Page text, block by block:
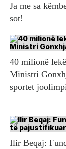
Ja me sa
sot!
40 milionë
Ministri
sportet
Ilir Beqaj: